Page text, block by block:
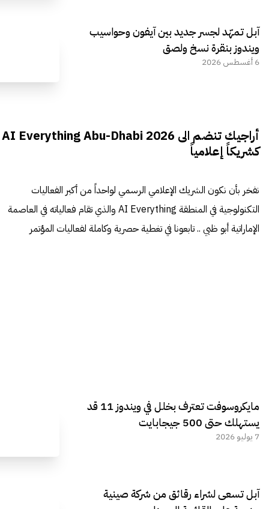
آبل تمهّد لجسر جديد بين آيفون وحواسيب
ويندوز بنقرة نسخ ولصق
6 أغسطس 2026
أراجيك تنضم الى AI Everything Abu-Dhabi 2026
كشريكاً إعلامياً
نفخر بأن نكون الشريك الإعلامي الرسمي لواحداً من أكبر الفعاليات
التكنولوجية في المنطقة AI Everything والذي تقام فعالياته في العاصمة
الإماراتية أبو ظبي .. تابعونا في تغطية حصرية وكاملة لفعاليات المؤتمر
مايكروسوفت تعترف بخلل في ويندوز 11 قد
يستهلك حتى 500 جيجابايت
7 يوليو 2026
آبل تسعى لشراء رقائق من شركة صينية